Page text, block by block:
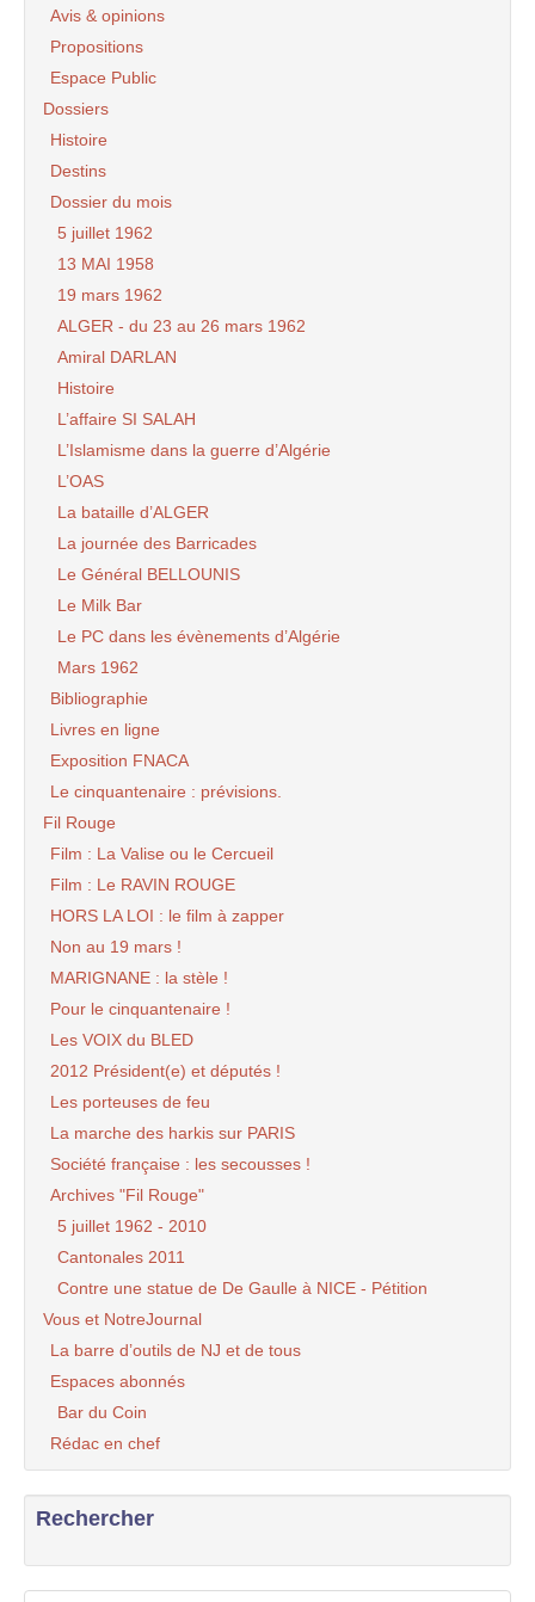
Avis & opinions
Propositions
Espace Public
Dossiers
Histoire
Destins
Dossier du mois
5 juillet 1962
13 MAI 1958
19 mars 1962
ALGER - du 23 au 26 mars 1962
Amiral DARLAN
Histoire
L’affaire SI SALAH
L’Islamisme dans la guerre d’Algérie
L’OAS
La bataille d’ALGER
La journée des Barricades
Le Général BELLOUNIS
Le Milk Bar
Le PC dans les évènements d’Algérie
Mars 1962
Bibliographie
Livres en ligne
Exposition FNACA
Le cinquantenaire : prévisions.
Fil Rouge
Film : La Valise ou le Cercueil
Film : Le RAVIN ROUGE
HORS LA LOI : le film à zapper
Non au 19 mars !
MARIGNANE : la stèle !
Pour le cinquantenaire !
Les VOIX du BLED
2012 Président(e) et députés !
Les porteuses de feu
La marche des harkis sur PARIS
Société française : les secousses !
Archives "Fil Rouge"
5 juillet 1962 - 2010
Cantonales 2011
Contre une statue de De Gaulle à NICE - Pétition
Vous et NotreJournal
La barre d’outils de NJ et de tous
Espaces abonnés
Bar du Coin
Rédac en chef
Rechercher